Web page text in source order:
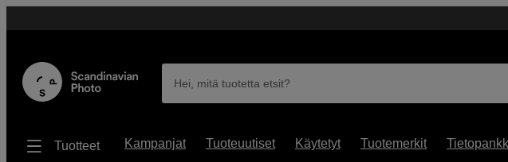
Hei, mitä tuotetta etsit?
Tuotteet Kampanjat Tuoteuutiset Käytetyt Tuotemerkit